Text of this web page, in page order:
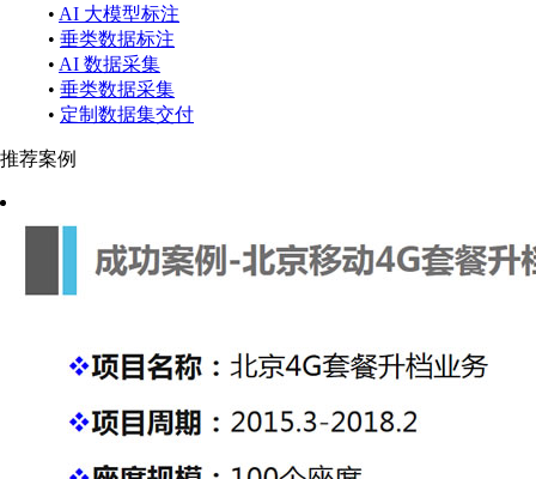
• AI 大模型标注
• 垂类数据标注
• AI 数据采集
• 垂类数据采集
• 定制数据集交付
推荐案例